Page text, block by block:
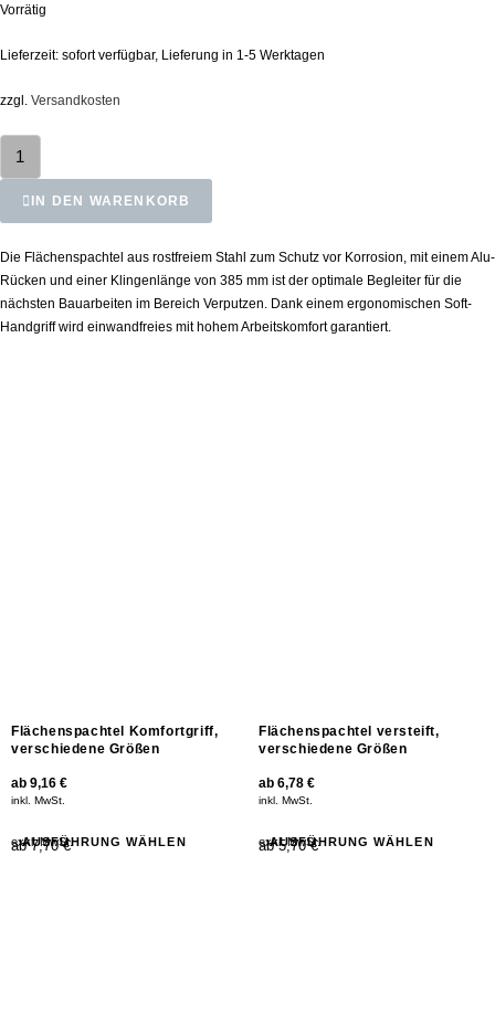
Vorrätig
Lieferzeit: sofort verfügbar, Lieferung in 1-5 Werktagen
zzgl. Versandkosten
IN DEN WARENKORB
Die Flächenspachtel aus rostfreiem Stahl zum Schutz vor Korrosion, mit einem Alu-
Rücken und einer Klingenlänge von 385 mm ist der optimale Begleiter für die
nächsten Bauarbeiten im Bereich Verputzen. Dank einem ergonomischen Soft-
Handgriff wird einwandfreies mit hohem Arbeitskomfort garantiert.
Flächenspachtel Komfortgriff,
verschiedene Größen
ab 9,16 €
inkl. MwSt.
ab 7,70 €
exkl. MwSt.
AUSFÜHRUNG WÄHLEN
Flächenspachtel versteift,
verschiedene Größen
ab 6,78 €
inkl. MwSt.
ab 5,70 €
exkl. MwSt.
AUSFÜHRUNG WÄHLEN